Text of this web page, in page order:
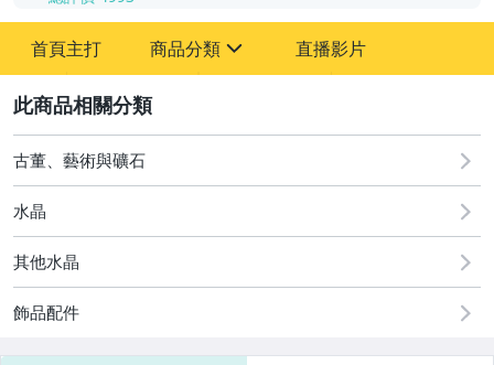
首頁主打 商品分類
古董、藝術與礦石
居家、家具與園藝
手錶與飾品配件
美容保養與彩妝
直播影片
古董、藝術與礦石
水晶
其他水晶
飾品配件